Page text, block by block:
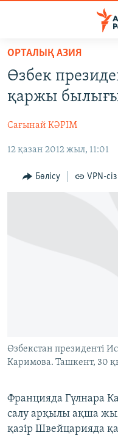
Skip
main
content
to
Navigation
ЖАҢАЛЫҚТАР
AZATTYQTV
ҚАҢТАР ОҚИҒАСЫ
АДАМ ҚҰҚЫҚТАРЫ
ӘЛЕУМЕТ
ОРТАЛЫҚ АЗИЯ
Өзбек
қаржы
Сағынай КӘРІМ
12 қазан 2012 жыл, 11:01
Бөлісу VPN-
Өзбекстан президенті
Каримова. Ташкент, 30
Францияда Гүлнара
салу арқылы ақша
қазір Швейцарияда